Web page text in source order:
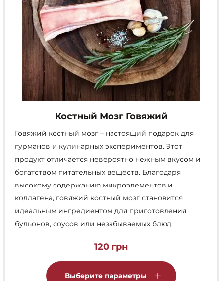
Костный Мозг Говяжий
Говяжий костный мозг – настоящий подарок для
гурманов и кулинарных экспериментов. Этот
продукт отличается невероятно нежным вкусом и
богатством питательных веществ. Благодаря
высокому содержанию микроэлементов и
коллагена, говяжий костный мозг становится
идеальным ингредиентом для приготовления
бульонов, соусов или незабываемых блюд.
120 грн
Выберите параметры
товар